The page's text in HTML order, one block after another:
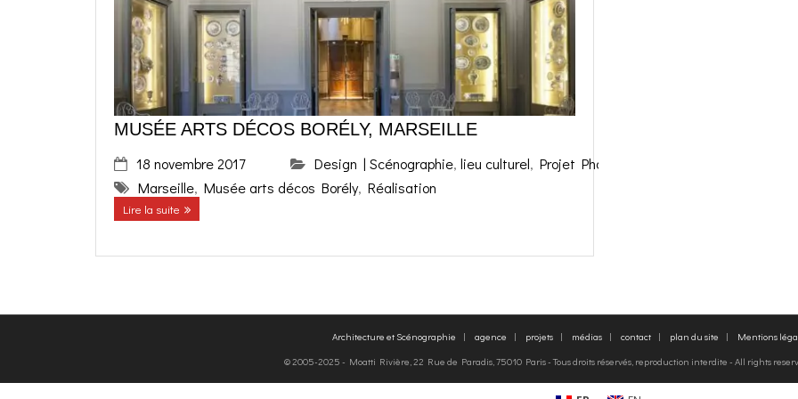
MUSÉE ARTS DÉCOS BORÉLY, MARSEILLE
18 novembre 2017 Design | Scénographie, lieu culturel, Projet Phare
Marseille, Musée arts décos Borély, Réalisation
Lire la suite
Architecture et Scénographie agence projets médias contact plan du site Mentions
© 2005-2025 - Moatti Rivière, 22 Rue de Paradis, 75010 Paris - Tous droits réservés, reproduction interdite - All rights